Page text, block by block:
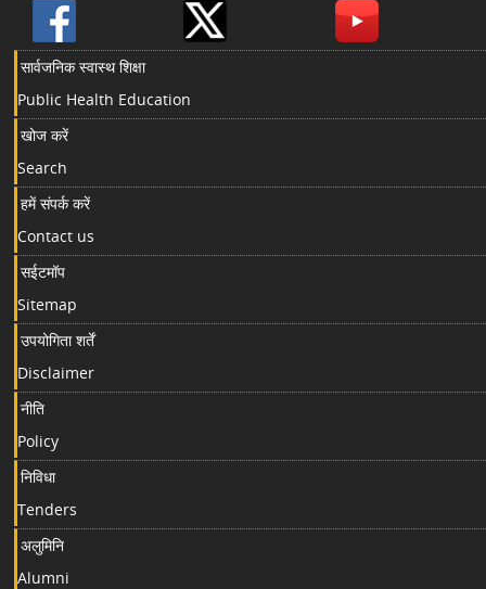
सार्वजनिक स्वास्थ शिक्षा
Public Health Education
खोज करें
Search
हमें संपर्क करें
Contact us
सईटमॉप
Sitemap
उपयोगिता शर्तें
Disclaimer
नीति
Policy
निविधा
Tenders
अलुमिनि
Alumni